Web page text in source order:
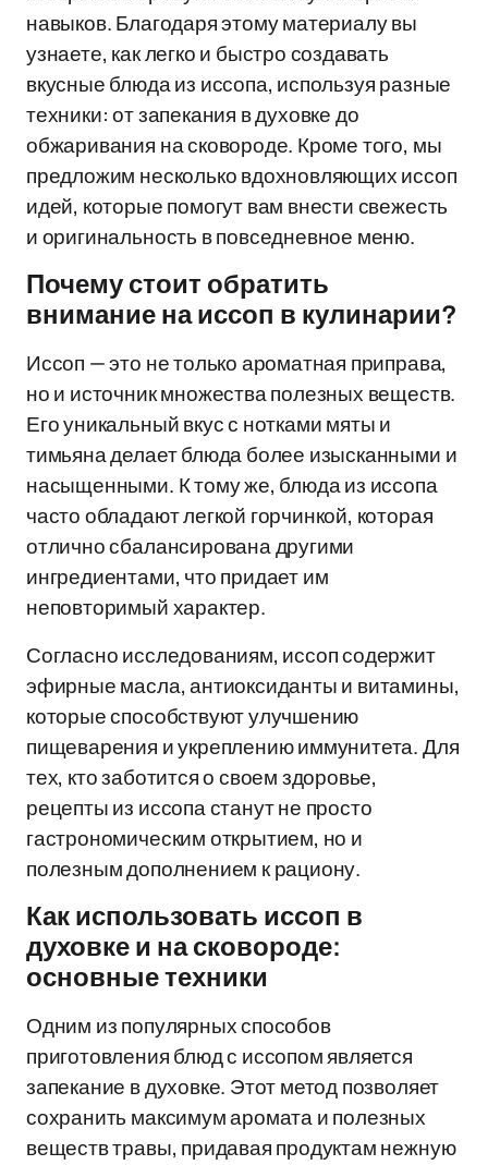
навыков. Благодаря этому материалу вы
узнаете, как легко и быстро создавать
вкусные блюда из иссопа, используя разные
техники: от запекания в духовке до
обжаривания на сковороде. Кроме того, мы
предложим несколько вдохновляющих иссоп
идей, которые помогут вам внести свежесть
и оригинальность в повседневное меню.
Почему стоит обратить
внимание на иссоп в кулинарии?
Иссоп — это не только ароматная приправа,
но и источник множества полезных веществ.
Его уникальный вкус с нотками мяты и
тимьяна делает блюда более изысканными и
насыщенными. К тому же, блюда из иссопа
часто обладают легкой горчинкой, которая
отлично сбалансирована другими
ингредиентами, что придает им
неповторимый характер.
Согласно исследованиям, иссоп содержит
эфирные масла, антиоксиданты и витамины,
которые способствуют улучшению
пищеварения и укреплению иммунитета. Для
тех, кто заботится о своем здоровье,
рецепты из иссопа станут не просто
гастрономическим открытием, но и
полезным дополнением к рациону.
Как использовать иссоп в
духовке и на сковороде:
основные техники
Одним из популярных способов
приготовления блюд с иссопом является
запекание в духовке. Этот метод позволяет
сохранить максимум аромата и полезных
веществ травы, придавая продуктам нежную